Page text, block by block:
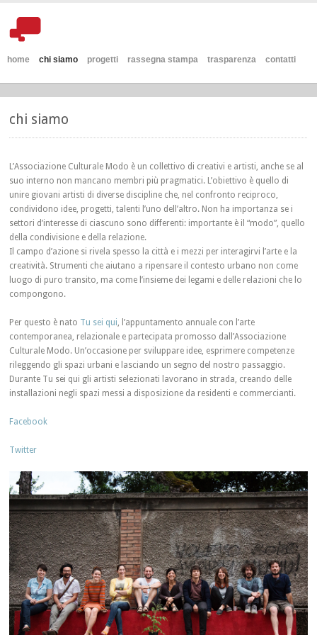
home chi siamo progetti rassegna stampa trasparenza contatti
chi siamo
L’Associazione Culturale Modo è un collettivo di creativi e artisti, anche se al
suo interno non mancano membri più pragmatici. L’obiettivo è quello di
unire giovani artisti di diverse discipline che, nel confronto reciproco,
condividono idee, progetti, talenti l’uno dell’altro. Non ha importanza se i
settori d’interesse di ciascuno sono differenti: importante è il “modo”, quello
della condivisione e della relazione.
Il campo d’azione si rivela spesso la città e i mezzi per interagirvi l’arte e la
creatività. Strumenti che aiutano a ripensare il contesto urbano non come
luogo di puro transito, ma come l’insieme dei legami e delle relazioni che lo
compongono.
Per questo è nato Tu sei qui, l’appuntamento annuale con l’arte
contemporanea, relazionale e partecipata promosso dall’Associazione
Culturale Modo. Un’occasione per sviluppare idee, esprimere competenze
rileggendo gli spazi urbani e lasciando un segno del nostro passaggio.
Durante Tu sei qui gli artisti selezionati lavorano in strada, creando delle
installazioni negli spazi messi a disposizione da residenti e commercianti.
Facebook
Twitter